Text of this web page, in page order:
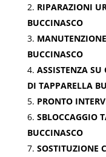
RIPARAZIONI
BUCCINASCO
BUCCINASCO
ASSISTENZA
DI TAPPARELLA
PRONTO
SBLOCCAGGIO
BUCCINASCO
SOSTITUZIONE